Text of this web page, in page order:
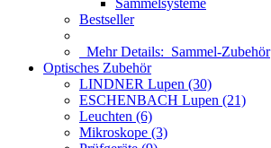
Sammelsysteme
Bestseller
Mehr Details: Sammel-Zubehör
Optisches Zubehör
LINDNER Lupen (30)
ESCHENBACH Lupen (21)
Leuchten (6)
Mikroskope (3)